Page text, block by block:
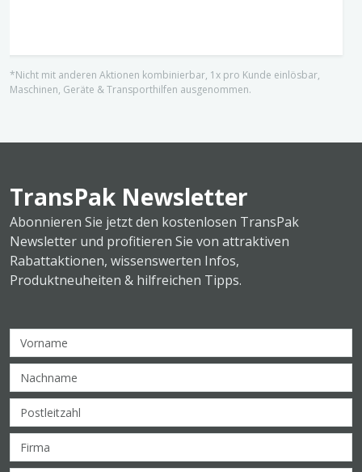
*Nicht mit anderen Aktionen kombinierbar, 1x pro Kunde einlösbar,
Maschinen, Geräte & Transporthilfen ausgenommen.
TransPak Newsletter
Abonnieren Sie jetzt den kostenlosen TransPak
Newsletter und profitieren Sie von attraktiven
Rabattaktionen, wissenswerten Infos,
Produktneuheiten & hilfreichen Tipps.